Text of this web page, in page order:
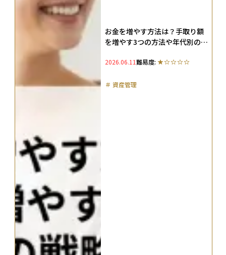
お金を増やす方法は？手取り額
を増やす3つの方法や年代別の戦
2026.06.11難易度:
＃ 資産管理